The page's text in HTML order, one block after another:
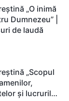
„O inimă
Dumnezeu” |
de laudă
„Scopul
și lucrurilor